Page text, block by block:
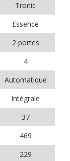
Tronic
Essence
2 portes
4
Automatique
Intégrale
37
469
229